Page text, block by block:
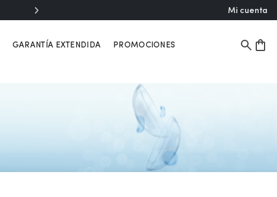
Mi cuenta
GARANTÍA EXTENDIDA PROMOCIONES